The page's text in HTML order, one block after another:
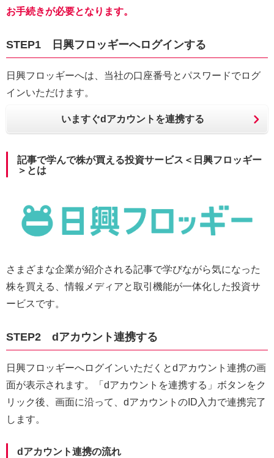
お手続きが必要となります。
STEP1 日興フロッギーへログインする
日興フロッギーへは、当社の口座番号とパスワードでログ
インいただけます。
いますぐdアカウントを連携する
記事で学んで株が買える投資サービス＜日興フロッギー
＞とは
さまざまな企業が紹介される記事で学びながら気になった
株を買える、情報メディアと取引機能が一体化した投資サ
ービスです。
STEP2 dアカウント連携する
日興フロッギーへログインいただくとdアカウント連携の画
面が表示されます。「dアカウントを連携する」ボタンをク
リック後、画面に沿って、dアカウントのID入力で連携完了
します。
dアカウント連携の流れ